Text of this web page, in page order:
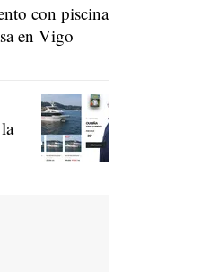
con piscina
en Vigo